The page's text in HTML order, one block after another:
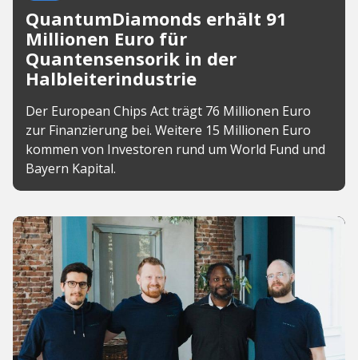
QuantumDiamonds erhält 91
Millionen Euro für
Quantensensorik in der
Halbleiterindustrie
Der European Chips Act trägt 76 Millionen Euro
zur Finanzierung bei. Weitere 15 Millionen Euro
kommen von Investoren rund um World Fund und
Bayern Kapital.